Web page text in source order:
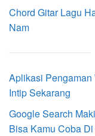
Chord Gitar Lagu
Nam
Aplikasi Pengaman
Intip Sekarang
Google Search
Bisa Kamu Coba